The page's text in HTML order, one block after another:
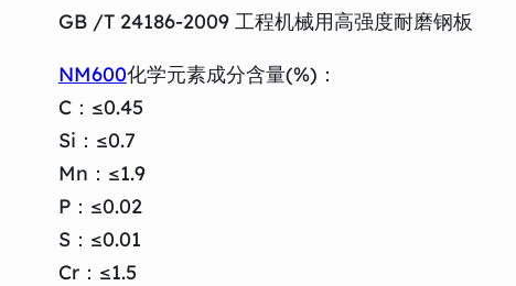
GB /T 24186-2009 工程机械用高强度耐磨钢板
NM600化学元素成分含量(%)：
C：≤0.45
Si：≤0.7
Mn：≤1.9
P：≤0.02
S：≤0.01
Cr：≤1.5